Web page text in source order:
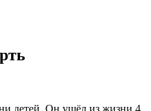
детей. Он ушёл из жизни 4